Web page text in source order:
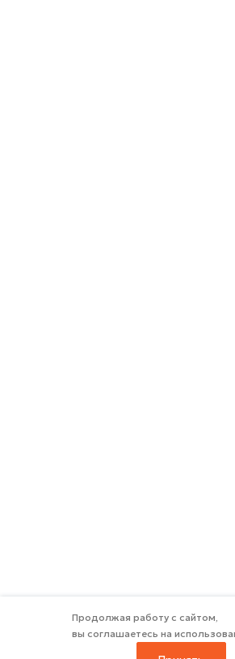
Продолжая работу с сайтом,
вы соглашаетесь на